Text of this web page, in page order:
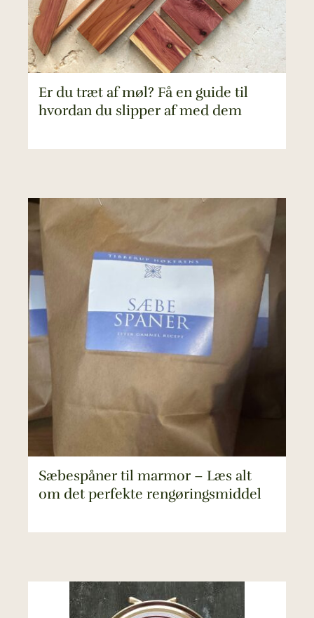
Er du træt af møl? Få en guide til
hvordan du slipper af med dem
Sæbespåner til marmor – Læs alt
om det perfekte rengøringsmiddel